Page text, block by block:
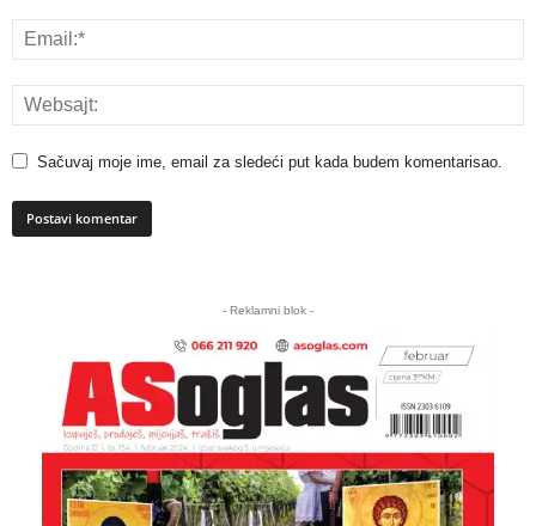
Sačuvaj moje ime, email za sledeći put kada budem komentarisao.
- Reklamni blok -